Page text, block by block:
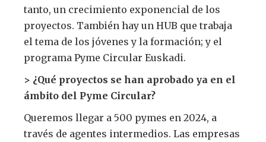
tanto, un crecimiento exponencial de los
proyectos. También hay un HUB que trabaja
el tema de los jóvenes y la formación; y el
programa Pyme Circular Euskadi.
> ¿Qué proyectos se han aprobado ya en el
ámbito del Pyme Circular?
Queremos llegar a 500 pymes en 2024, a
través de agentes intermedios. Las empresas